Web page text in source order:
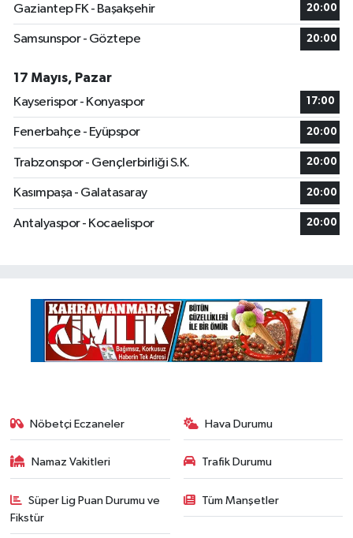
Gaziantep FK - Başakşehir 20:00
Samsunspor - Göztepe 20:00
17 Mayıs, Pazar
Kayserispor - Konyaspor
17:00
Fenerbahçe - Eyüpspor 20:00
Trabzonspor - Gençlerbirliği S.K. 20:00
Kasımpaşa - Galatasaray 20:00
Antalyaspor - Kocaelispor 20:00
Nöbetçi Eczaneler Hava Durumu
Namaz Vakitleri Trafik Durumu
Süper Lig Puan Durumu ve
Fikstür
Tüm Manşetler